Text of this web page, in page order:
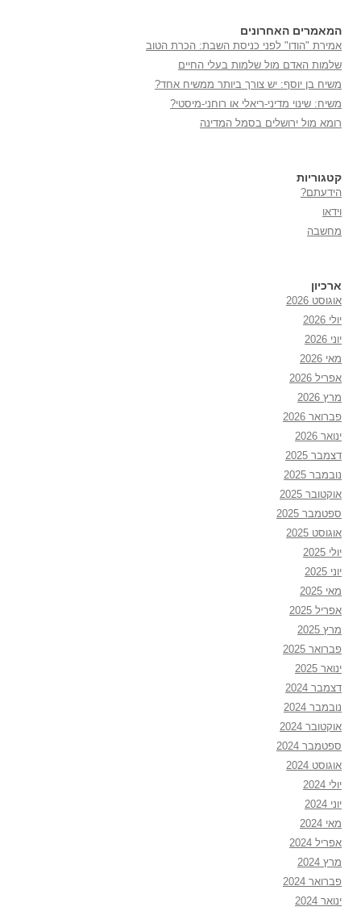
המאמרים האחרונים
אמירת "הודו" לפני כניסת השבת: הכרת הטוב
שלמות האדם מול שלמות בעלי החיים
משיח בן יוסף: יש צורך ביותר ממשיח אחד?
משיח: שינוי מדיני-ריאלי או רוחני-מיסטי?
רומא מול ירושלים בסמל המדינה
קטגוריות
הידעתם?
וידאו
מחשבה
ארכיון
אוגוסט 2026
יולי 2026
יוני 2026
מאי 2026
אפריל 2026
מרץ 2026
פברואר 2026
ינואר 2026
דצמבר 2025
נובמבר 2025
אוקטובר 2025
ספטמבר 2025
אוגוסט 2025
יולי 2025
יוני 2025
מאי 2025
אפריל 2025
מרץ 2025
פברואר 2025
ינואר 2025
דצמבר 2024
נובמבר 2024
אוקטובר 2024
ספטמבר 2024
אוגוסט 2024
יולי 2024
יוני 2024
מאי 2024
אפריל 2024
מרץ 2024
פברואר 2024
ינואר 2024